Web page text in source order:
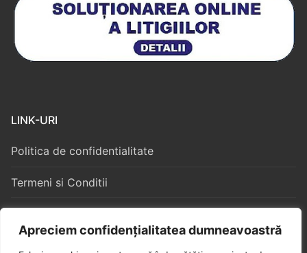
Apreciem confidențialitatea dumneavoastră
LINK-URI
Politica de confidentialitate
Termeni si Conditii